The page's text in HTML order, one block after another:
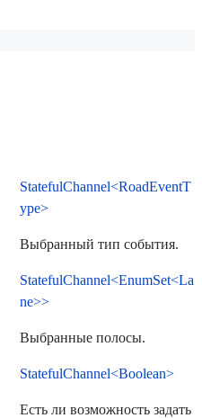
StatefulChannel<RoadEventT
ype>
Выбранный тип события.
StatefulChannel<EnumSet<La
ne>>
Выбранные полосы.
StatefulChannel<Boolean>
Есть ли возможность задать